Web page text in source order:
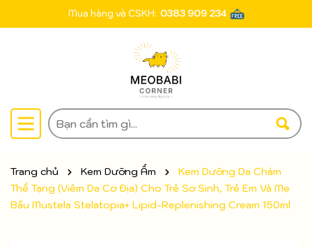
Mua hàng và CSKH: 0383 909 234
Trang chủ Kem Dưỡng Ẩm
Kem Dưỡng Da Chàm
Thể Tạng (Viêm Da Cơ Địa) Cho Trẻ Sơ Sinh, Trẻ Em Và Mẹ
Bầu Mustela Stelatopia+ Lipid-Replenishing Cream 150ml